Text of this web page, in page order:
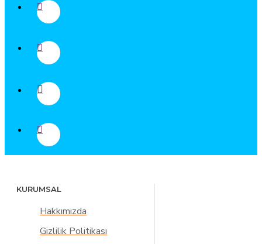
KURUMSAL
Hakkımızda
Gizlilik Politikası